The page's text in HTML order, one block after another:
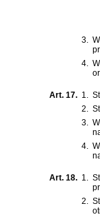
3.
4.
Art. 17. 1.
2.
3.
4.
Art. 18. 1.
2.